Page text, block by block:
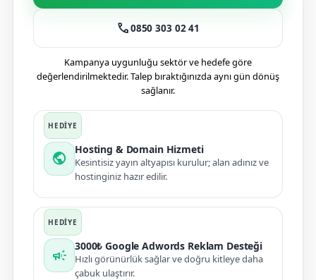
call0850 303 02 41
Kampanya uygunluğu sektör ve hedefe göre
değerlendirilmektedir. Talep bıraktığınızda aynı gün dönüş
sağlanır.
public
Hosting & Domain Hizmeti
Kesintisiz yayın altyapısı kurulur; alan adınız ve
hostinginiz hazır edilir.
campaign
3000₺ Google Adwords Reklam Desteği
Hızlı görünürlük sağlar ve doğru kitleye daha
çabuk ulaştırır.